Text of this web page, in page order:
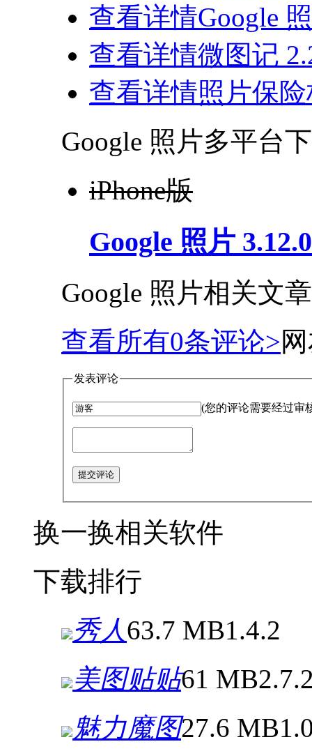
查看详情Google
查看详情微图记
查看详情照片保
Google 照片多平台
iPhone版
Google 照片 3.12.0
Google 照片相关文章
查看所有0条评论>
发表评论
(您的评论需要经过审
提交评论
换一换相关软件
下载排行
秀人63.7 MB1.4.2
美图贴贴61 MB
魅力魔图27.6 MB